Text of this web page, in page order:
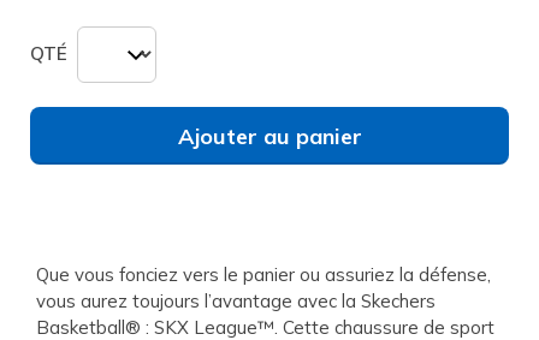
QTÉ
Ajouter au panier
Que vous fonciez vers le panier ou assuriez la défense,
vous aurez toujours l’avantage avec la Skechers
Basketball® : SKX League™. Cette chaussure de sport